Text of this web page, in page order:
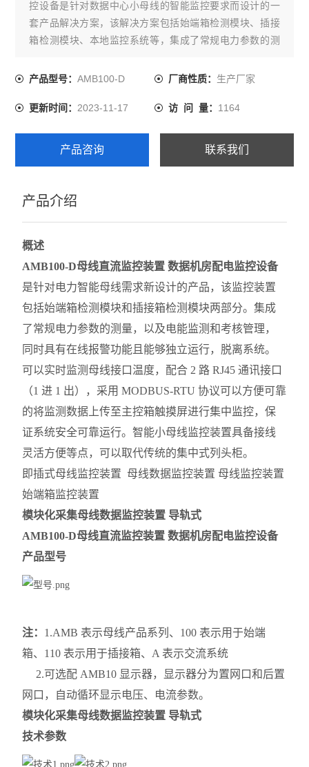
控设备是针对数据中心小母线的智能监控要求而设计的一
套产品解决方案，该解决方案包括始端箱检测模块、插接
箱检测模块、本地监控系统等，集成了常规电力参数的测
实时监测母线接口温度
产品型号：AMB100-D 厂商性质： 生产厂家
更新时间：2023-11-17 访 问 量： 1164
产品咨询 联系我们
产品介绍
概述
AMB100-D母线直流监控装置 数据机房配电监控设备
是针对电力智能母线需求新设计的产品，该监控装置
包括始端箱检测模块和插接箱检测模块两部分。集成
了常规电力参数的测量，以及电能监测和考核管理，
同时具有在线报警功能且能够独立运行，脱离系统。
可以实时监测母线接口温度，配合 2 路 RJ45 通讯接口
（1 进 1 出），采用 MODBUS-RTU 协议可以方便可靠
的将监测数据上传至主控箱触摸屏进行集中监控，保
证系统安全可靠运行。智能小母线监控装置具备接线
灵活方便等点，可以取代传统的集中式列头柜。
即插式母线监控装置 母线数据监控装置 母线监控装置
始端箱监控装置
模块化采集母线数据监控装置 导轨式
AMB100-D母线直流监控装置 数据机房配电监控设备
产品型号
注： 1.AMB 表示母线产品系列、100 表示用于始端
箱、110 表示用于插接箱、A 表示交流系统
2.可选配 AMB10 显示器，显示器分为置网口和后置
网口，自动循环显示电压、电流参数。
模块化采集母线数据监控装置 导轨式
技术参数